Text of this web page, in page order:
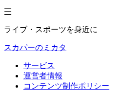
ライブ・スポーツを身近に
スカパーのミカタ
サービス
運営者情報
コンテンツ制作ポリシー